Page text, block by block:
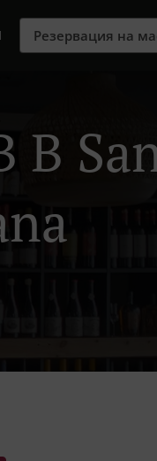
Резервация на
В